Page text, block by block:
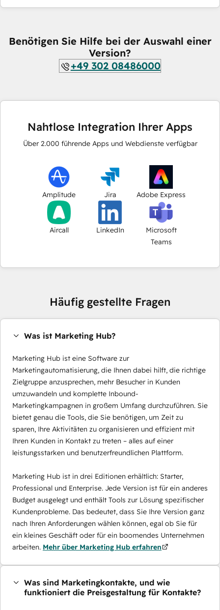
Benötigen Sie Hilfe bei der Auswahl einer
Version?
+49 302 08486000
Nahtlose Integration Ihrer Apps
Über 2.000 führende Apps und Webdienste verfügbar
Amplitude Jira Adobe Express
Aircall LinkedIn
Microsoft
Teams
Häufig gestellte Fragen
Was ist Marketing Hub?
Marketing Hub ist eine Software zur
Marketingautomatisierung, die Ihnen dabei hilft, die richtige
Zielgruppe anzusprechen, mehr Besucher in Kunden
umzuwandeln und komplette Inbound-
Marketingkampagnen in großem Umfang durchzuführen. Sie
bietet genau die Tools, die Sie benötigen, um Zeit zu
sparen, Ihre Aktivitäten zu organisieren und effizient mit
Ihren Kunden in Kontakt zu treten – alles auf einer
leistungsstarken und benutzerfreundlichen Plattform.
Marketing Hub ist in drei Editionen erhältlich: Starter,
Professional und Enterprise. Jede Version ist für ein anderes
Budget ausgelegt und enthält Tools zur Lösung spezifischer
Kundenprobleme. Das bedeutet, dass Sie Ihre Version ganz
nach Ihren Anforderungen wählen können, egal ob Sie für
ein kleines Geschäft oder für ein boomendes Unternehmen
arbeiten. Mehr über Marketing Hub erfahren
Was sind Marketingkontakte, und wie
funktioniert die Preisgestaltung für Kontakte?